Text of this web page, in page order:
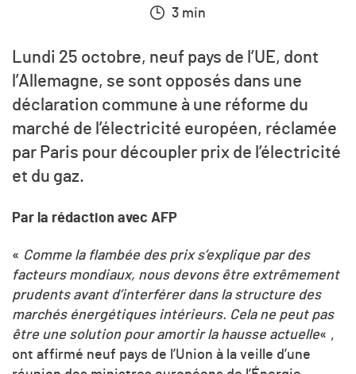
3 min
Lundi 25 octobre, neuf pays de l’UE, dont
l’Allemagne, se sont opposés dans une
déclaration commune à une réforme du
marché de l’électricité européen, réclamée
par Paris pour découpler prix de l’électricité
et du gaz.
Par la rédaction avec AFP
« Comme la flambée des prix s’explique par des
facteurs mondiaux, nous devons être extrêmement
prudents avant d’interférer dans la structure des
marchés énergétiques intérieurs. Cela ne peut pas
être une solution pour amortir la hausse actuelle« ,
ont affirmé neuf pays de l’Union à la veille d’une